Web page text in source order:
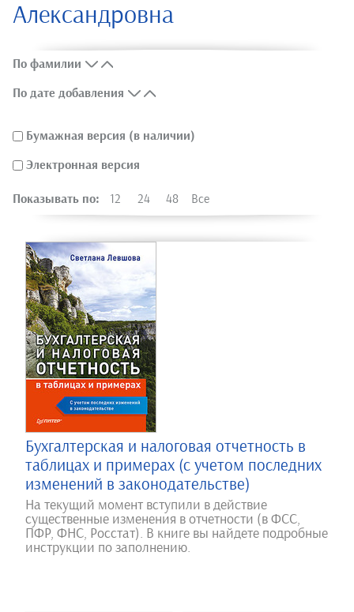
Александровна
По фамилии
По дате добавления
Бумажная версия (в наличии)
Электронная версия
Показывать по: 12 24 48 Все
Бухгалтерская и налоговая отчетность в
таблицах и примерах (с учетом последних
изменений в законодательстве)
На текущий момент вступили в действие
существенные изменения в отчетности (в ФСС,
ПФР, ФНС, Росстат). В книге вы найдете подробные
инструкции по заполнению.